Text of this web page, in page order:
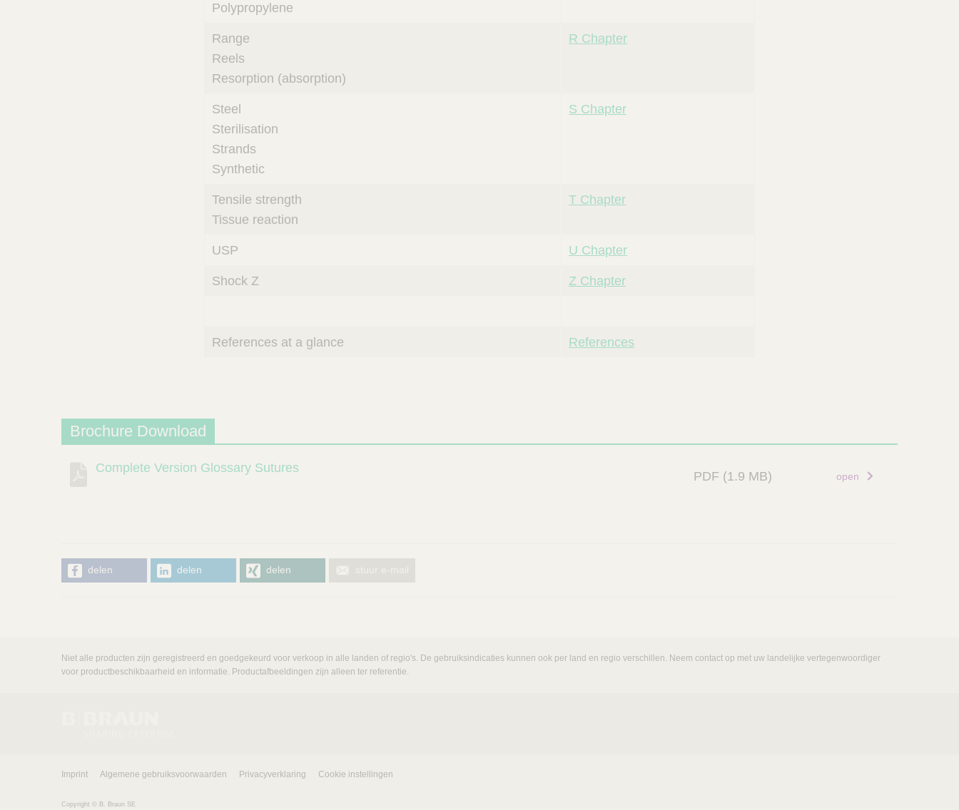
Polypropylene
Range
Reels
Resorption (absorption)
R Chapter
Steel
Sterilisation
Strands
Synthetic
S Chapter
Tensile strength
Tissue reaction
T Chapter
USP U Chapter
Shock Z Z Chapter
References at a glance References
Brochure Download
Beschrijving Document Link
Complete Version Glossary Sutures
PDF (1.9 MB) open
delen delen delen
Niet alle producten zijn geregistreerd en goedgekeurd voor verkoop in alle landen of regio's. De gebruiksindicaties kunnen ook per land en regio verschillen. Neem contact op met uw landelijke vertegenwoordiger
voor productbeschikbaarheid en informatie. Productafbeeldingen zijn alleen ter referentie.
Imprint Algemene gebruiksvoorwaarden Privacyverklaring Cookie instellingen
Copyright © B. Braun SE